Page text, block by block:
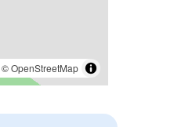
©OpenStreetMap